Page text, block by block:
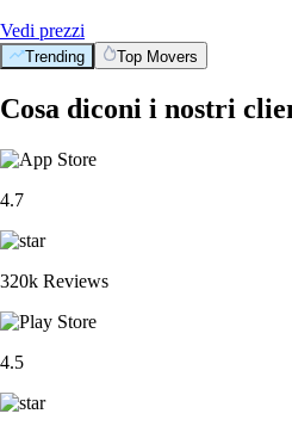
Vedi prezzi
Trending Top Movers
Cosa diconi i nostri
4.7
320k Reviews
4.5